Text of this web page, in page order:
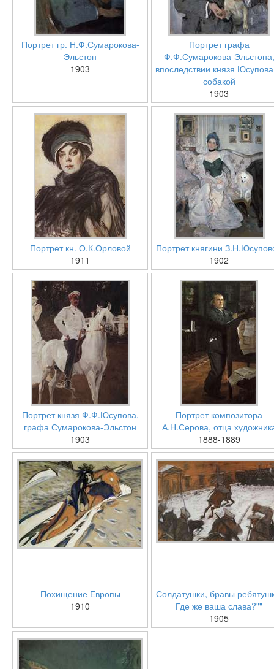
Портрет гр. Н.Ф.Сумарокова-
Эльстон
1903
Портрет графа
Ф.Ф.Сумарокова-Эльстона,
впоследствии князя
собакой
1903
Портрет кн. О.К.Орловой
1911
Портрет княгини
1902
Портрет князя Ф.Ф.Юсупова,
графа Сумарокова-Эльстон
1903
Портрет композитора
А.Н.Серова, отца
1888-1889
Похищение Европы
1910
Солдатушки, бравы
Где же ваша слава?""
1905